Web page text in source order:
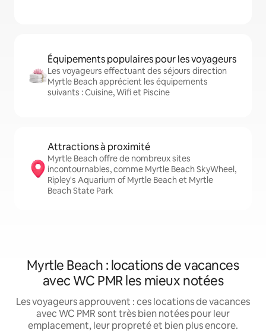
Équipements populaires pour les voyageurs
Les voyageurs effectuant des séjours direction
Myrtle Beach apprécient les équipements
suivants : Cuisine, Wifi et Piscine
Attractions à proximité
Myrtle Beach offre de nombreux sites
incontournables, comme Myrtle Beach SkyWheel,
Ripley's Aquarium of Myrtle Beach et Myrtle
Beach State Park
Myrtle Beach : locations de vacances
avec WC PMR les mieux notées
Les voyageurs approuvent : ces locations de vacances
avec WC PMR sont très bien notées pour leur
emplacement, leur propreté et bien plus encore.